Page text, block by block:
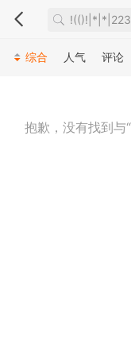
综合 人气 评论
抱歉，没有找到与“